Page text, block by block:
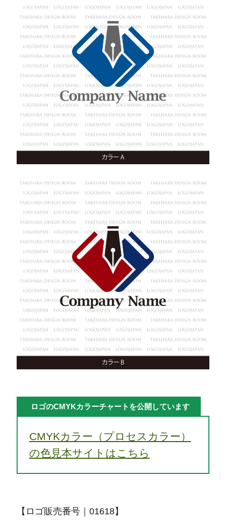
ロゴのCMYKカラーチャートを公開しています
CMYKカラー（プロセスカラー）
の色見本サイトはこちら
【ロゴ販売番号｜01618】